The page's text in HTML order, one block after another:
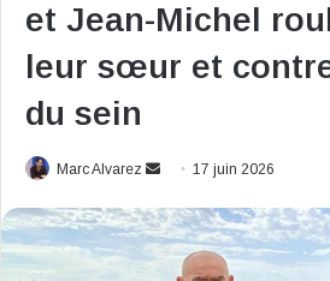
et Jean-Michel
leur sœur et
du sein
Marc Alvarez
Envoyer
courriel
17 juin 2026